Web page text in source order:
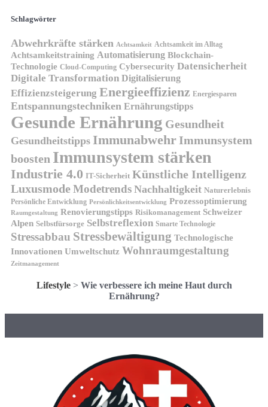
Schlagwörter
Abwehrkräfte stärken Achtsamkeit Achtsamkeit im Alltag
Achtsamkeitstraining Automatisierung Blockchain-
Technologie Cloud-Computing Cybersecurity Datensicherheit
Digitale Transformation Digitalisierung
Effizienzsteigerung Energieeffizienz Energiesparen
Entspannungstechniken Ernährungstipps
Gesunde Ernährung Gesundheit
Gesundheitstipps Immunabwehr Immunsystem
boosten Immunsystem stärken
Industrie 4.0 IT-Sicherheit Künstliche Intelligenz
LuxusmodeModetrends Nachhaltigkeit Naturerlebnis
Persönliche Entwicklung Persönlichkeitsentwicklung Prozessoptimierung
Raumgestaltung Renovierungstipps Risikomanagement Schweizer
Alpen Selbstfürsorge Selbstreflexion Smarte Technologie
Stressabbau Stressbewältigung Technologische
Innovationen Umweltschutz Wohnraumgestaltung
Zeitmanagement
Lifestyle> Wie verbessere ich meine Haut durch
Ernährung?